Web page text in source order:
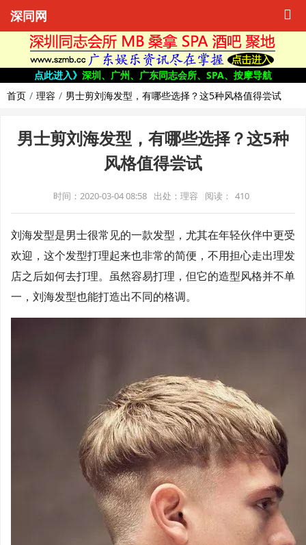
深同网
点此进入》 深圳、广州、广东同志会所、SPA、按摩导航
首页
理容 男士剪刘海发型，有哪些选择？这5种风格值得尝试
男士剪刘海发型，有哪些选择？这5种
风格值得尝试
时间：2020-03-04 08:58 出处：理容 阅读： 410
刘海发型是男士很常见的一款发型，尤其在年轻伙伴中更受
欢迎，这个发型打理起来也非常的简便，不用担心走出理发
店之后如何去打理。虽然容易打理，但它的造型风格并不单
一，刘海发型也能打造出不同的格调。